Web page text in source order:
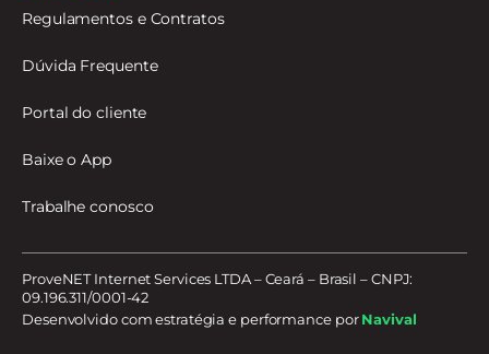
Regulamentos e Contratos
Dúvida Frequente
Portal do cliente
Baixe o App
Trabalhe conosco
ProveNET Internet Services LTDA – Ceará – Brasil – CNPJ:
09.196.311/0001-42
Desenvolvido com estratégia e performance por Navival